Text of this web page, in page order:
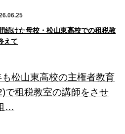
続けた母校・松山東高校での租税教
えて
も松山東高校の主権者教育
で租税教室の講師をさせ
…